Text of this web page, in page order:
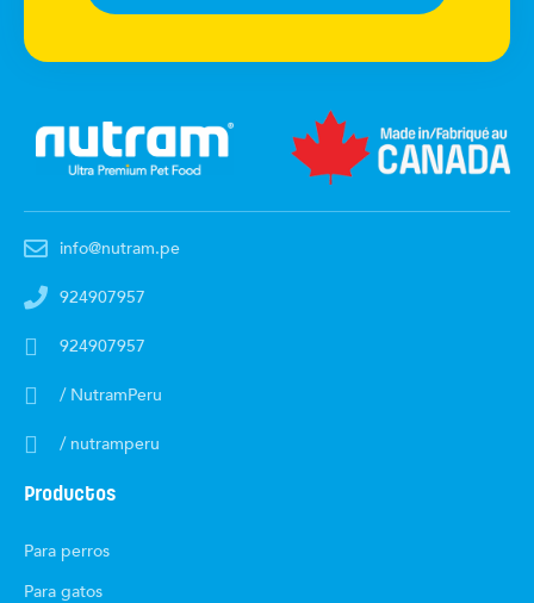
info@nutram.pe
924907957
924907957
/ NutramPeru
/ nutramperu
Productos
Para perros
Para gatos